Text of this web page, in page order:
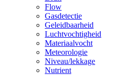
Flow
Gasdetectie
Geleidbaarheid
Luchtvochtigheid
Materiaalvocht
Meteorologie
Niveau/lekkage
Nutrient